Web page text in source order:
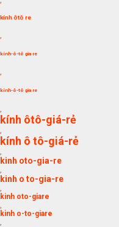
kính ôtô re
,
kính-ô-tô gia re
,
kính-ô-tô gia re
,
kính ôtô-giá-rẻ
,
kính ô tô-giá-rẻ
,
kinh oto-gia-re
,
kinh o to-gia-re
,
kinh oto-giare
,
kinh o-to-giare
,